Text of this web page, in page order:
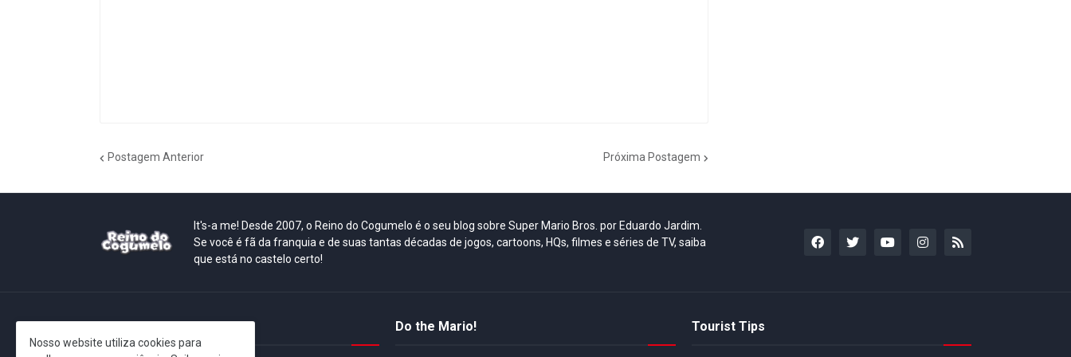
Postagem Anterior Próxima Postagem
It's-a me! Desde 2007, o Reino do Cogumelo é o seu blog sobre Super Mario Bros. por Eduardo Jardim.
Se você é fã da franquia e de suas tantas décadas de jogos, cartoons, HQs, filmes e séries de TV, saiba
que está no castelo certo!
This is cinema! Do the Mario! Tourist Tips
Nosso website utiliza cookies para